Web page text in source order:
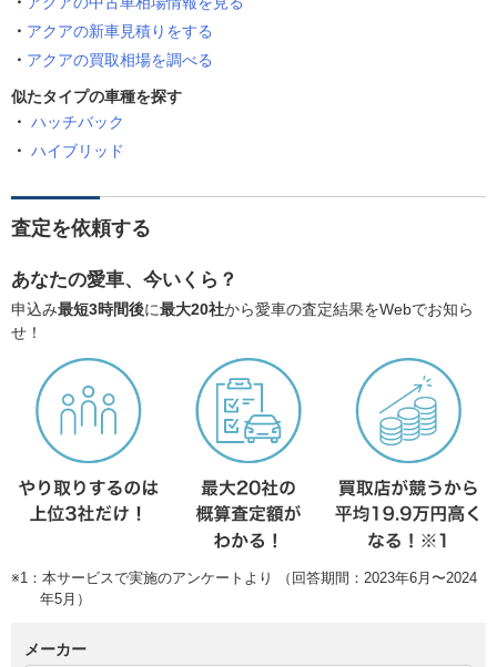
アクアの新車見積りをする
アクアの買取相場を調べる
似たタイプの車種を探す
ハッチバック
ハイブリッド
査定を依頼する
あなたの愛車、今いくら？
申込み最短3時間後に最大20社から愛車の査定結果をWebでお知ら
せ！
※1：本サービスで実施のアンケートより （回答期間：2023年6月〜2024
年5月）
メーカー